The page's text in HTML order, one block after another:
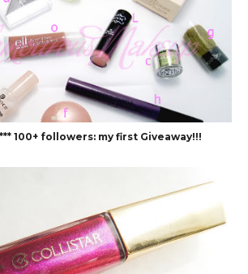
100+ followers: my first Giveaway!!!